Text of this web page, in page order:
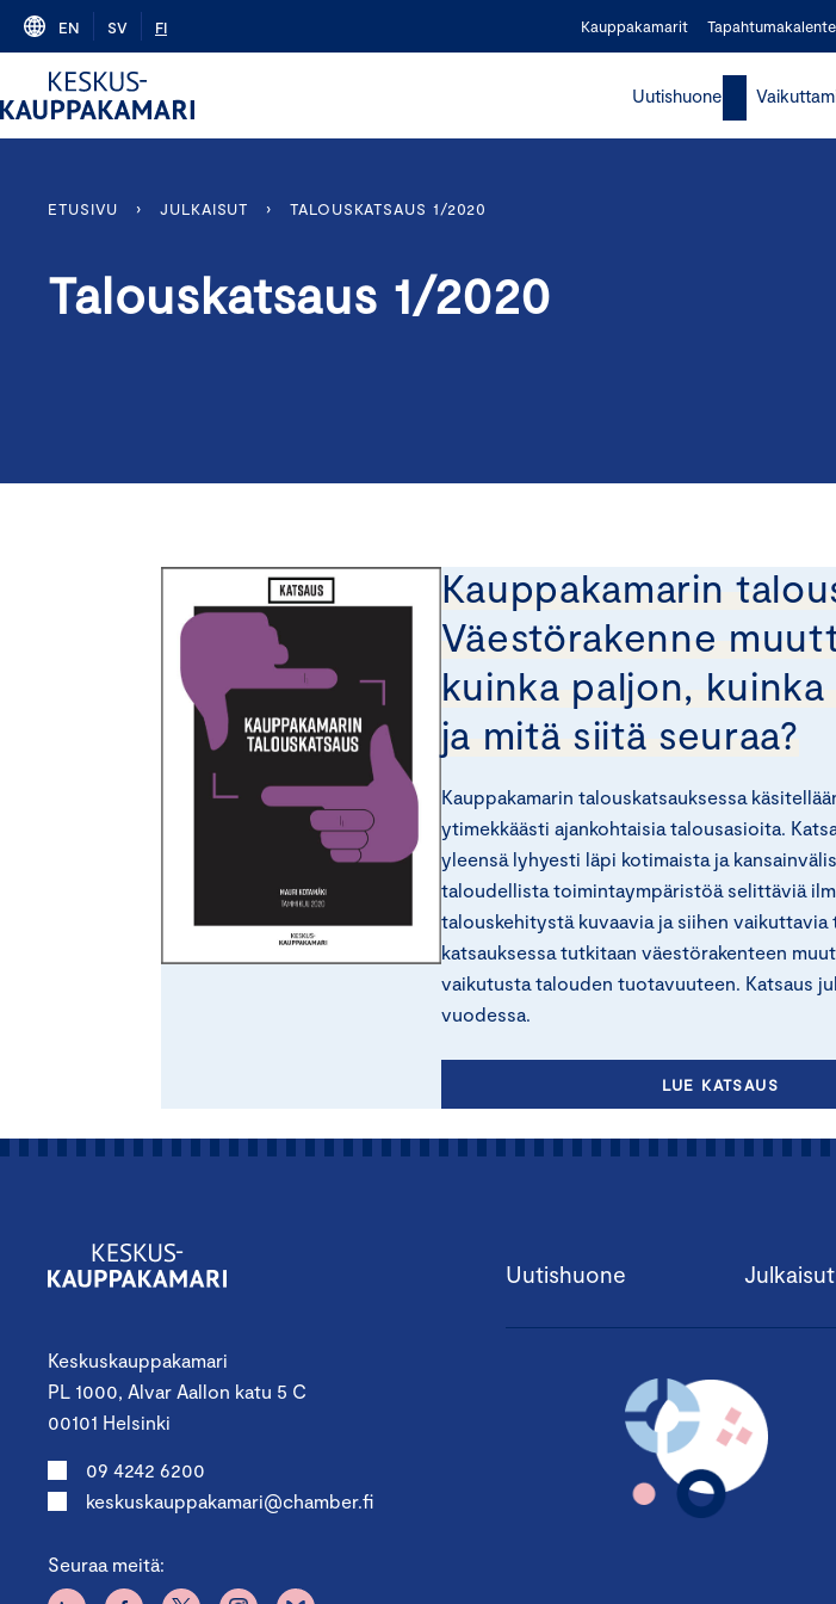
Skip
content
EN SV FI Kauppakamarit
Uutishuone
ETUSIVU › JULKAISUT › TALOUSKATSAUS 1/2020
Talouskatsaus 1/2020
Kauppakamarin
Väestörakenne
kuinka paljon,
ja mitä siitä seuraa?
Kauppakamarin talouskatsauksessa
ytimekkäästi ajankohtaisia talousasioita.
yleensä lyhyesti läpi kotimaista ja
taloudellista toimintaympäristöä selittäviä
talouskehitystä kuvaavia ja siihen vaikuttavia
katsauksessa tutkitaan väestörakenteen
vaikutusta talouden tuotavuuteen. Katsaus
vuodessa.
LUE KATSAUS
Keskuskauppakamari
PL 1000, Alvar Aallon katu 5 C
00101 Helsinki
09 4242 6200
keskuskauppakamari@chamber.fi
Seuraa meitä:
Uutishuone Julkaisut